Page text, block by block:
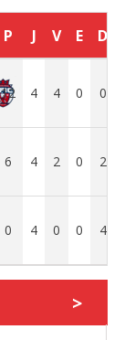
P J V E D
12 4 4 0 0
6 4 2 0 2
0 4 0 0 4
>